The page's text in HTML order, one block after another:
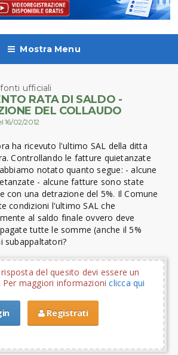
Mostra Menu
ufficiali
RATA DI SALDO -
DEL COLLAUDO
16/02/2012
ha ricevuto l'ultimo SAL della ditta
Controllando le fatture quietanzate
notato quanto segue: - alcune
- alcune fatture sono state
con una detrazione del 5%. Il Comune
condizioni l'ultimo SAL che
al saldo finale ovvero deve
tutte le somme (anche il 5%
subappaltatori?
del quesito devi essere un
Per maggiori informazioniclicca qui
Registrati